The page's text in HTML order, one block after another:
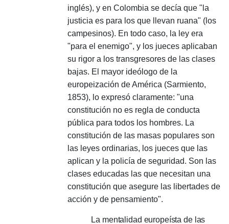
inglés), y en Colombia se decía que "la
justicia es para los que llevan ruana" (los
campesinos). En todo caso, la ley era
"para el enemigo", y los jueces aplicaban
su rigor a los transgresores de las clases
bajas. El mayor ideólogo de la
europeización de América (Sarmiento,
1853), lo expresó claramente: "una
constitución no es regla de conducta
pública para todos los hombres. La
constitución de las masas populares son
las leyes ordinarias, los jueces que las
aplican y la policía de seguridad. Son las
clases educadas las que necesitan una
constitución que asegure las libertades de
acción y de pensamiento".
La mentalidad europeísta de las